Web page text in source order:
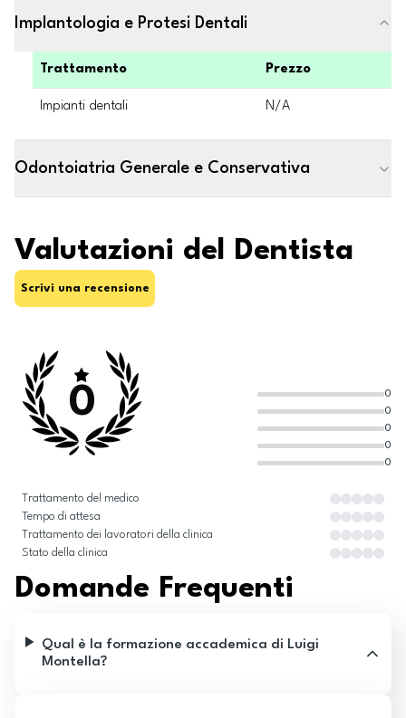
Implantologia e Protesi Dentali
Trattamento Prezzo
Impianti dentali N/A
Odontoiatria Generale e Conservativa
Valutazioni del Dentista
Scrivi una recensione
0
0
0
0
0
0
Trattamento del medico
Tempo di attesa
Trattamento dei lavoratori della clinica
Stato della clinica
Domande Frequenti
Qual è la formazione accademica di Luigi
Montella?